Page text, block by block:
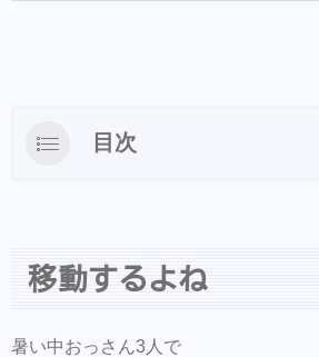
目次
移動するよね
暑い中おっさん3人で